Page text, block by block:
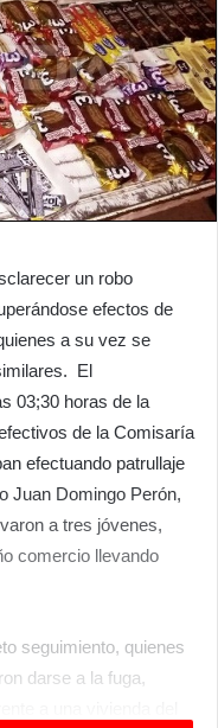
un robo
efectos de
a su vez se
El
03;30 horas de la
de la Comisaría
efectuando patrullaje
Juan Domingo Perón,
a tres jóvenes,
comercio llevando
seguimiento, quienes
darse a la fuga,